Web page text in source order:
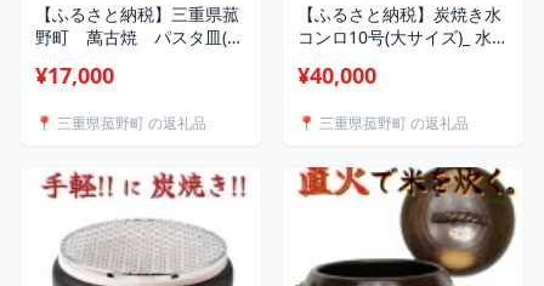
【ふるさと納税】三重県菰
野町 萬古焼 パスタ皿(ブ
焼 パスタ皿 食器 陶器 ペア
ブルウェア 人気 おすすめ
【1268887】
¥17,000
📍 三重県菰野町 の返礼品
【ふるさと納税】炭焼き水
コンロ10号(大サイズ)_ 水コ
ロ キャンプ アウトドア 調
め 送料無料 【1524548】
¥40,000
📍 三重県菰野町 の返礼品